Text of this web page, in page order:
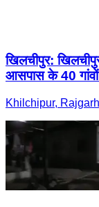
खिलचीपुर:
आसपास के 40 गांवों
Khilchipur,